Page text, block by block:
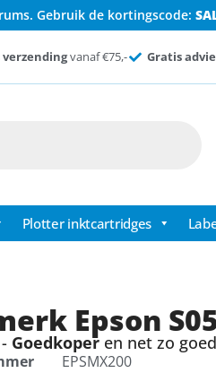
Gebruik de kortingscode:
verzendingvanaf €75,- Gratis
Plotter inktcartridges
Epson
Goedkoperen net zo
EPSMX200